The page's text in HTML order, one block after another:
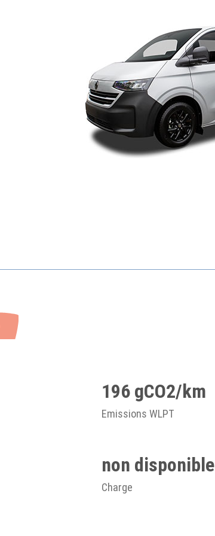
196 gCO2/km
Emissions WLPT
non disponible
Charge